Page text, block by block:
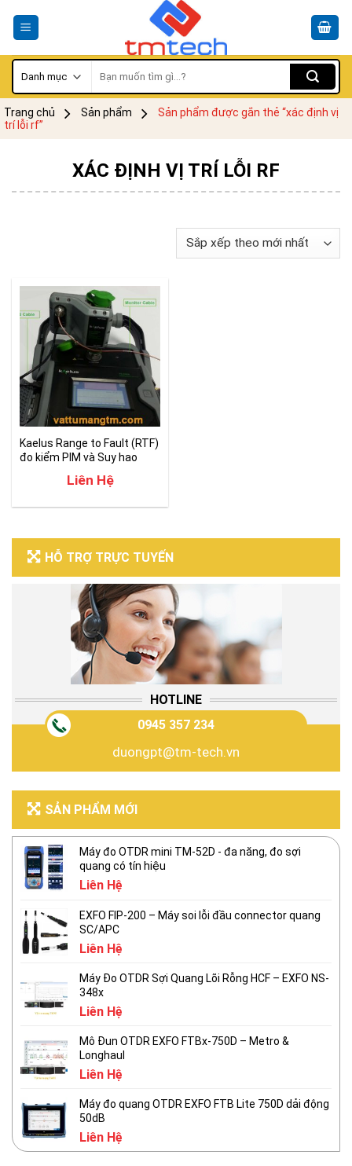
kiếm:
Trang chủ Sản phẩm
Sản phẩm được gắn thẻ “xác định vị
trí lỗi rf”
HỖ TRỢ TRỰC TUYẾN
HOTLINE
0945 357 234
duongpt@tm-tech.vn
SẢN PHẨM MỚI
Máy đo OTDR mini TM-52D - đa năng, đo sợi
quang có tín hiệu
Liên Hệ
EXFO FIP-200 – Máy soi lỗi đầu connector quang
SC/APC
Liên Hệ
Máy Đo OTDR Sợi Quang Lõi Rỗng HCF – EXFO NS-
348x
Liên Hệ
Mô Đun OTDR EXFO FTBx-750D – Metro &
Longhaul
Liên Hệ
Máy đo quang OTDR EXFO FTB Lite 750D dải động
50dB
Liên Hệ
XÁC ĐỊNH VỊ TRÍ LỖI RF
Kaelus Range to Fault (RTF)
đo kiểm PIM và Suy hao
Liên Hệ